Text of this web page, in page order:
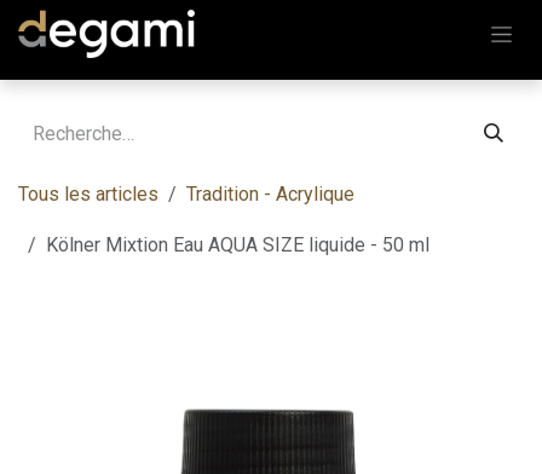
Se rendre au contenu
Tous les articles Tradition - Acrylique
Kölner Mixtion Eau AQUA SIZE liquide - 50 ml